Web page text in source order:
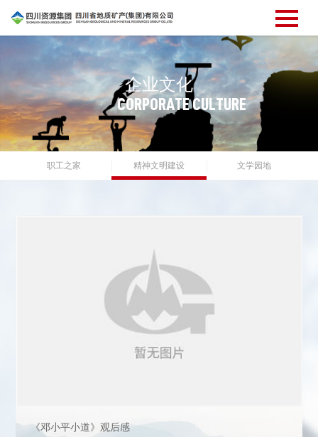
企业文化
CORPORATECULTURE
职工之家 精神文明建设 文学园地
《邓小平小道》观后感